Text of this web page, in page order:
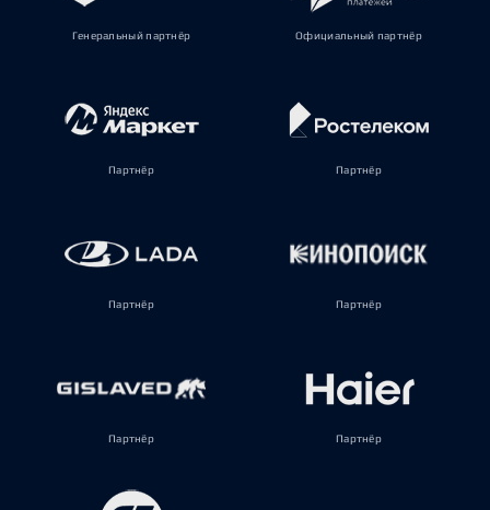
Генеральный партнёр Официальный партнёр
Партнёр Партнёр
Партнёр Партнёр
Партнёр Партнёр